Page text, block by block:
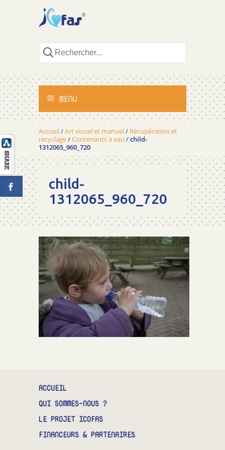
MENU
ACCUEIL
ACTIVITÉS
MÉTHODOLOGIE
TÉMOIGNAGES
CONTACT
Accueil/Art visuel et manuel/ Récupération et
recyclage/Contenants à eau /child-
1312065_960_720
child-
1312065_960_720
ACCUEIL
QUI SOMMES-NOUS ?
LE PROJET ICOFAS
FINANCEURS & PARTENAIRES